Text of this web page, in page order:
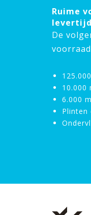
Ruime
De
10.000
6.000
Plinten